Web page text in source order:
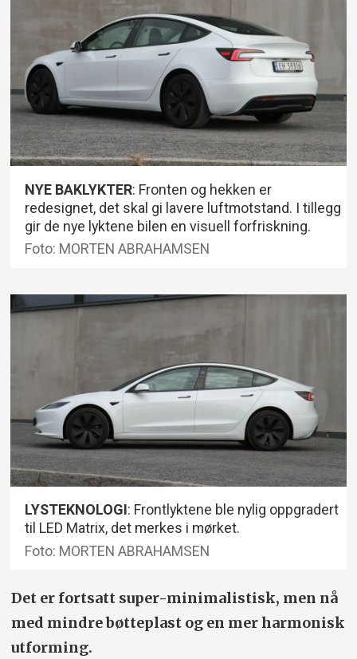
NYE BAKLYKTER: Fronten og hekken er
redesignet, det skal gi lavere luftmotstand. I tillegg
gir de nye lyktene bilen en visuell forfriskning.
Foto: MORTEN ABRAHAMSEN
LYSTEKNOLOGI: Frontlyktene ble nylig oppgradert
til LED Matrix, det merkes i mørket.
Foto: MORTEN ABRAHAMSEN
Det er fortsatt super-minimalistisk, men nå
med mindre bøtteplast og en mer harmonisk
utforming.